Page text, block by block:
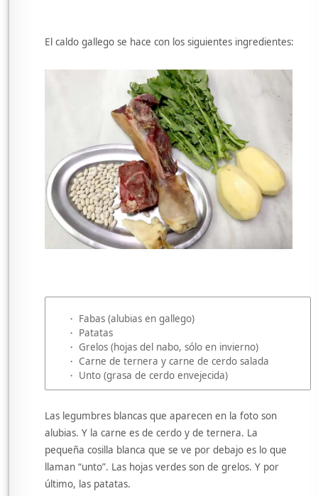
El caldo gallego se hace con los siguientes ingredientes:
・ Fabas (alubias en gallego)
・ Patatas
・ Grelos (hojas del nabo, sólo en invierno)
・ Carne de ternera y carne de cerdo salada
・ Unto (grasa de cerdo envejecida)
Las legumbres blancas que aparecen en la foto son
alubias. Y la carne es de cerdo y de ternera. La
pequeña cosilla blanca que se ve por debajo es lo que
llaman “unto”. Las hojas verdes son de grelos. Y por
último, las patatas.